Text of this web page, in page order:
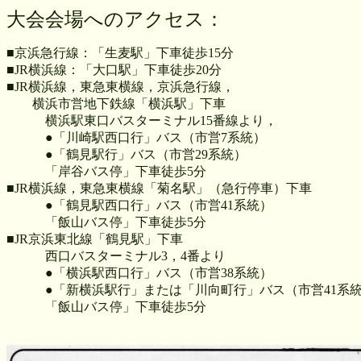
大会会場へのアクセス：
■京浜急行線：「生麦駅」下車徒歩15分
■JR横浜線：「大口駅」下車徒歩20分
■JR横浜線，東急東横線，京浜急行線，
横浜市営地下鉄線「横浜駅」下車
横浜駅東口バスターミナル15番線より，
●「川崎駅西口行」バス（市営7系統）
●「鶴見駅行」バス（市営29系統）
「岸谷バス停」下車徒歩5分
■JR横浜線，東急東横線「菊名駅」（急行停車）下車
●「鶴見駅西口行」バス（市営41系統）
「飯山バス停」下車徒歩5分
■JR京浜東北線「鶴見駅」下車
西口バスターミナル3，4番より
●「横浜駅西口行」バス（市営38系統）
●「新横浜駅行」または「川向町行」バス（市営41系
「飯山バス停」下車徒歩5分